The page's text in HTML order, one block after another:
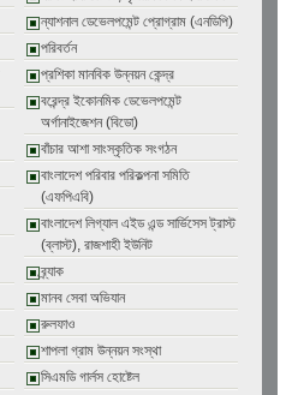
ন্যাশনাল ডেভেলপমেন্ট প্রোগ্রাম (এনডিপি)
পরিবর্তন
প্রশিকা মানবিক উন্নয়ন কেন্দ্র
বরেন্দ্র ইকোনমিক ডেভেলপমেন্ট
অর্গানাইজেশন (বিডো)
বাঁচার আশা সাংস্কৃতিক সংগঠন
বাংলাদেশ পরিবার পরিকল্পনা সমিতি
(এফপিএবি)
বাংলাদেশ লিগ্যাল এইড এন্ড সার্ভিসেস ট্রাস্ট
(ব্লাস্ট), রাজশাহী ইউনিট
ব্র্যাক
মানব সেবা অভিযান
রুলফাও
শাপলা গ্রাম উন্নয়ন সংস্থা
সিএমডি গার্লস হোষ্টেল